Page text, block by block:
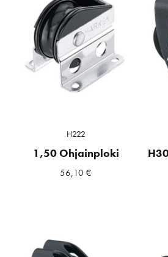
H222
1,50 Ohjainploki
56,10€